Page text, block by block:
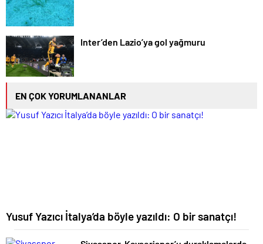
Inter’den Lazio’ya gol yağmuru
EN ÇOK YORUMLANANLAR
Yusuf Yazıcı İtalya’da böyle yazıldı: O bir sanatçı!